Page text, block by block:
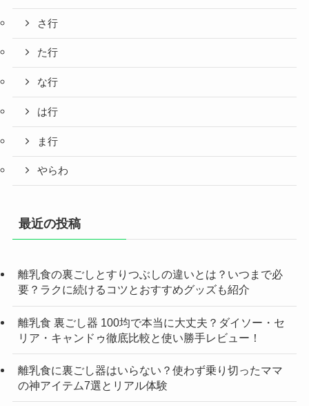
さ行
た行
な行
は行
ま行
やらわ
最近の投稿
離乳食の裏ごしとすりつぶしの違いとは？いつまで必
要？ラクに続けるコツとおすすめグッズも紹介
離乳食 裏ごし器 100均で本当に大丈夫？ダイソー・セ
リア・キャンドゥ徹底比較と使い勝手レビュー！
離乳食に裏ごし器はいらない？使わず乗り切ったママ
の神アイテム7選とリアル体験